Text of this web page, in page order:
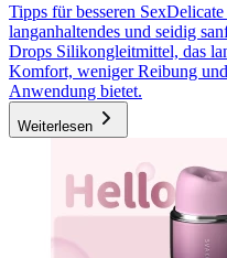
Tipps für besseren Sex
langanhaltendes und seidig
Drops Silikongleitmittel, das
Komfort, weniger Reibung
Anwendung bietet.
Weiterlesen